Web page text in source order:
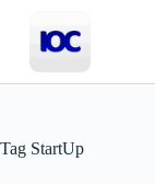
Tag StartUp